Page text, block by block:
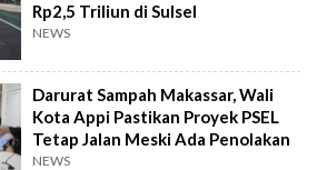
Rp2,5 Triliun di Sulsel
NEWS
Darurat Sampah Makassar, Wali
Kota Appi Pastikan Proyek PSEL
Tetap Jalan Meski Ada Penolakan
NEWS